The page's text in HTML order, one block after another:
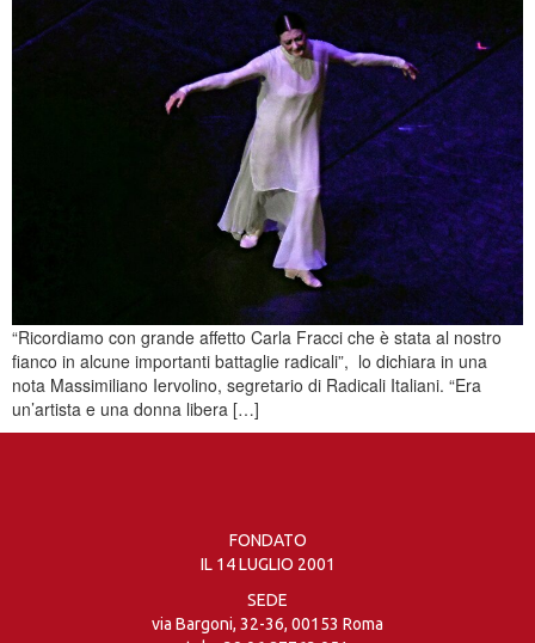
“Ricordiamo con grande affetto Carla Fracci che è stata al nostro
fianco in alcune importanti battaglie radicali”, lo dichiara in una
nota Massimiliano Iervolino, segretario di Radicali Italiani. “Era
un’artista e una donna libera […]
FONDATO
IL 14 LUGLIO 2001
SEDE
via Bargoni, 32-36, 00153 Roma